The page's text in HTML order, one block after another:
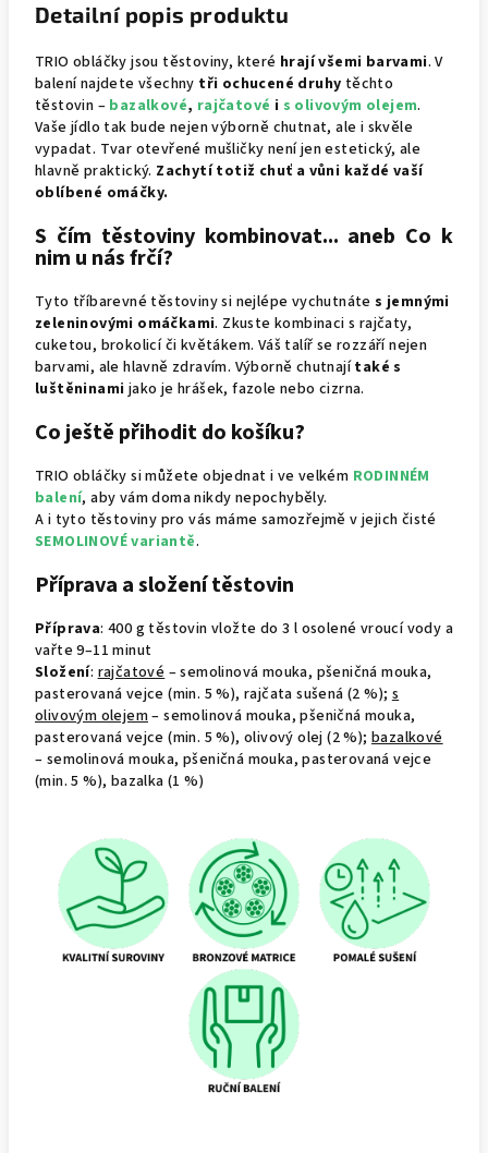
Detailní popis produktu
TRIO obláčky jsou těstoviny, které hrají všemi barvami. V
balení najdete všechny tři ochucené druhy těchto
těstovin – bazalkové, rajčatové i s olivovým olejem.
Vaše jídlo tak bude nejen výborně chutnat, ale i skvěle
vypadat. Tvar otevřené mušličky není jen estetický, ale
hlavně praktický. Zachytí totiž chuť a vůni každé vaší
oblíbené omáčky.
S čím těstoviny kombinovat... aneb Co k
nim u nás frčí?
Tyto tříbarevné těstoviny si nejlépe vychutnátes jemnými
zeleninovými omáčkami. Zkuste kombinaci s rajčaty,
cuketou, brokolicí či květákem. Váš talíř se rozzáří nejen
barvami, ale hlavně zdravím. Výborně chutnajítaké s
luštěninami jako je hrášek, fazole nebo cizrna.
Co ještě přihodit do košíku?
TRIO obláčky si můžete objednat i ve velkém RODINNÉM
balení, aby vám doma nikdy nepochyběly.
A i tyto těstoviny pro vás máme samozřejmě v jejich čisté
SEMOLINOVÉ variantě.
Příprava a složení těstovin
Příprava: 400 g těstovin vložte do 3 l osolené vroucí vody a
vařte 9–11 minut
Složení:rajčatové– semolinová mouka, pšeničná mouka,
pasterovaná vejce (min. 5 %), rajčata sušená (2 %);s
olivovým olejem– semolinová mouka, pšeničná mouka,
pasterovaná vejce (min. 5 %), olivový olej (2 %); bazalkové
– semolinová mouka, pšeničná mouka, pasterovaná vejce
(min. 5 %), bazalka (1 %)